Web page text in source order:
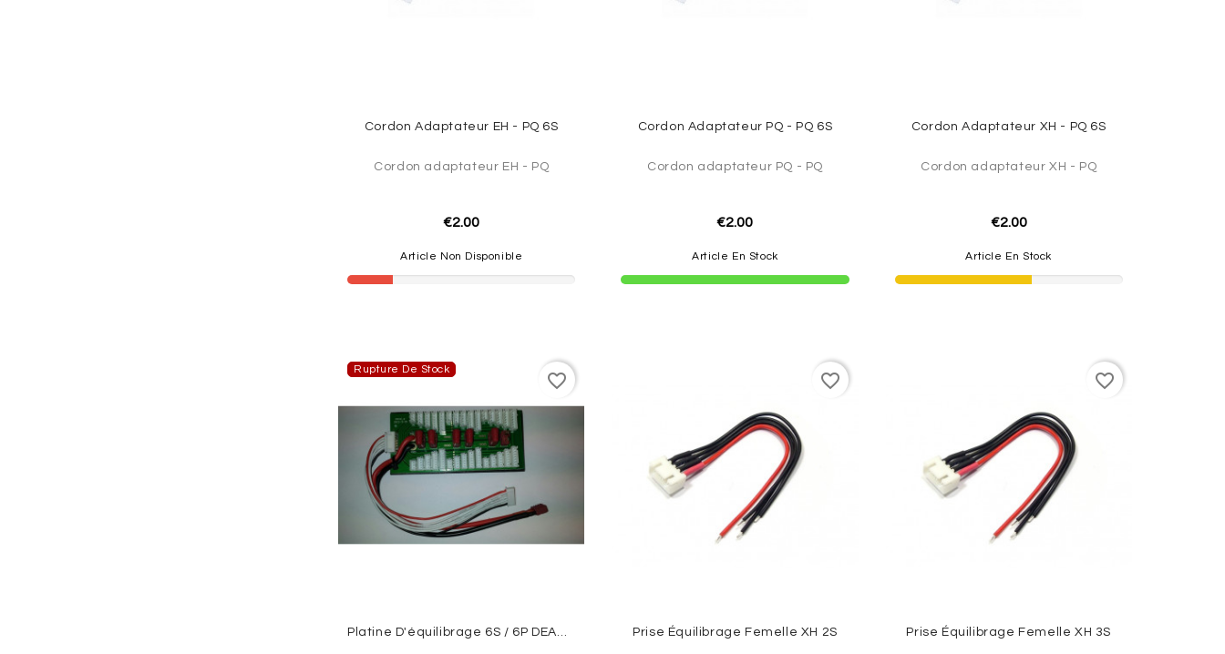
Cordon Adaptateur EH - PQ 6S
Cordon adaptateur EH - PQ
€2.00
Article Non Disponible
Cordon Adaptateur PQ - PQ 6S
Cordon adaptateur PQ - PQ
€2.00
Article En Stock
Cordon Adaptateur XH - PQ 6S
Cordon adaptateur XH - PQ
€2.00
Article En Stock
Rupture De Stock
Platine D'équilibrage 6S / 6P DEAN / XH
favorite_border
Prise Équilibrage Femelle XH 2S
favorite_border
Prise Équilibrage Femelle XH 3S
favorite_border